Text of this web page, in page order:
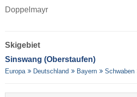
Doppelmayr
Skigebiet
Sinswang (Oberstaufen)
Europa Deutschland Bayern Schwaben